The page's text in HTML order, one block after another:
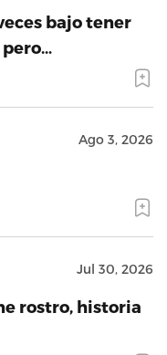
bajo tener
pero…
Ago 3, 2026
Jul 30, 2026
rostro, historia